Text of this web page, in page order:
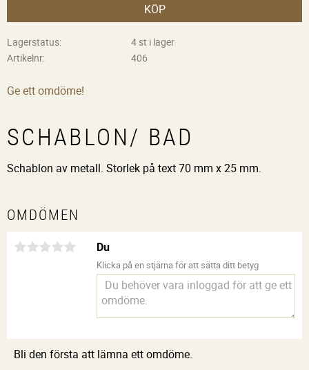
KÖP
Lagerstatus
4 st i lager
Artikelnr
406
Ge ett omdöme!
SCHABLON/ BAD
Schablon av metall. Storlek på text 70 mm x 25 mm.
OMDÖMEN
Du
Klicka på en stjärna för att sätta ditt betyg
Bli den första att lämna ett omdöme.